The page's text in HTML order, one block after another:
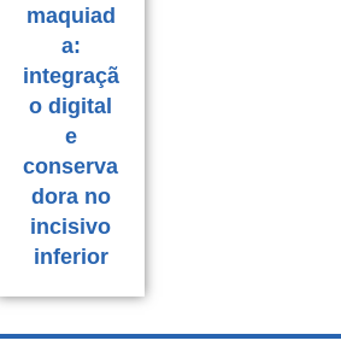
maquiad
a:
integraçã
o digital
e
conserva
dora no
incisivo
inferior